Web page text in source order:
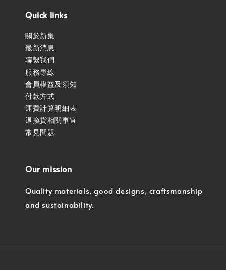
Quick links
關於新集
最新消息
聯繫我們
服務專線
會員權益及須知
付款方式
運費計算明細表
退換貨相關事宜
常見問題
Our mission
Quality materials, good designs, craftsmanship
and sustainability.